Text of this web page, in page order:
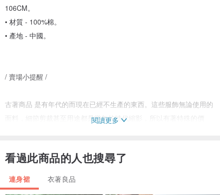
106CM。
• 材質 - 100%棉。
• 產地 - 中國。
/ 賣場小提醒 /
古著商品 是有年代的而現在已經不生產的東西。這些服飾無論使用的
面料，細節剪裁甚至用途都是當年的時代縮影，所以有著特殊的價
燙、瑕疵修補...等，收到商品皆可直接安心穿著。如遇無法清理之特
閱讀更多
看過此商品的人也搜尋了
連身裙 衣著良品